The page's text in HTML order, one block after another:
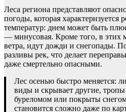
Леса региона представляют
погоды, которая характеризуется
температур: днем может быть
— минусовая. Кроме того, в этих
ветра, идут дожди и снегопады.
разливы рек, что делает
даже смертельно опасными.
Лес осенью быстро меняется:
виды и скрывает другие,
буреломом или покрыты
становится сложно даже по